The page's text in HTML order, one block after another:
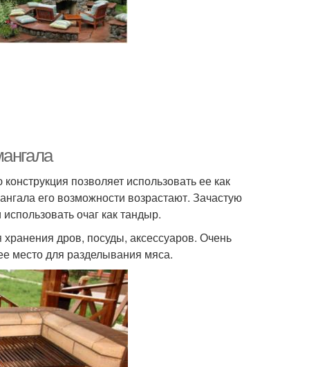
позволяет использовать ее как
его возможности возрастают. Зачастую
очаг как тандыр.
дров, посуды, аксессуаров. Очень
место для разделывания мяса.